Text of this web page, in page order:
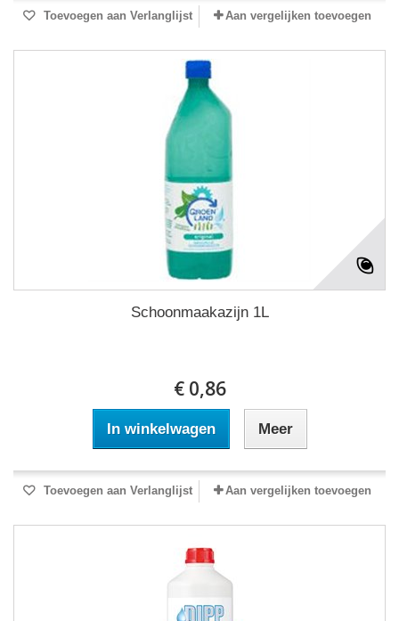
Toevoegen aan Verlanglijst Aan vergelijken toevoegen
Schoonmaakazijn 1L
€ 0,86
In winkelwagen Meer
Toevoegen aan Verlanglijst Aan vergelijken toevoegen